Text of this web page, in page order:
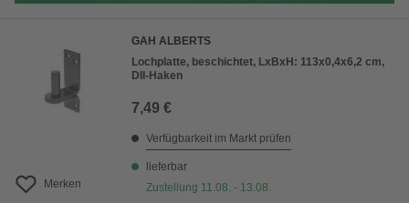
Merken
GAH ALBERTS
Lochplatte, beschichtet, LxBxH: 113x0,4x6,2 cm,
DII-Haken
7,49 €
Verfügbarkeit im Markt prüfen
lieferbar
Zustellung 11.08. - 13.08.